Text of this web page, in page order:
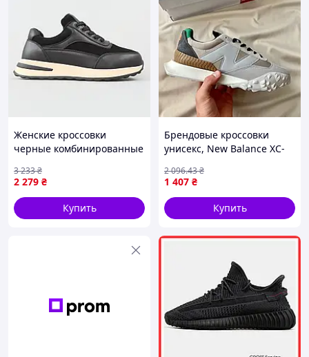
Женские кроссовки
черные комбинированные
спортивные Seli Жіночі
кросівки чорні комбіновані
шкіра замша
2 279 ₴
3 233₴
Купить
Брендовые кроссовки
унисекс, New Balance XC-
1 407 ₴
2 096.43₴
Купить